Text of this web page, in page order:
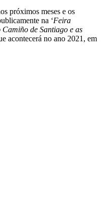
próximos meses e os
na ‘Feira
de Santiago e as
acontecerá no ano 2021, em